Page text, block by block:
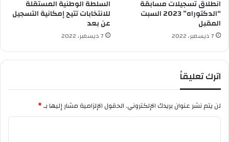
ي
ن
ك
ن
و
إ
ب
ا
انطلاق تسجيلات مسابقة
“الدكتوراه” 2023 السبت
المقبل
7 ديسمبر، 2022
السلطة الوطنية المستقلة
للانتخابات تتيح إمكانية التسجيل
عن بعد
7 ديسمبر، 2022
اترك تعليقاً
لن يتم نشر عنوان بريدك الإلكتروني.الحقول الإلزامية مشار إليها بـ*